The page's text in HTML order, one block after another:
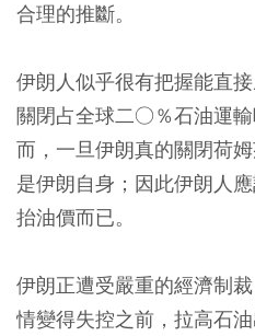
合理的推斷。
伊朗人似乎很有把握能直
關閉占全球二○％石油運
而，一旦伊朗真的關閉荷
是伊朗自身；因此伊朗人
抬油價而已。
伊朗正遭受嚴重的經濟制
情變得失控之前，拉高石